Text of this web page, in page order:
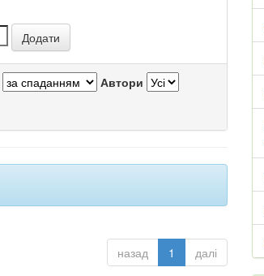
Автори
назад 1 далі